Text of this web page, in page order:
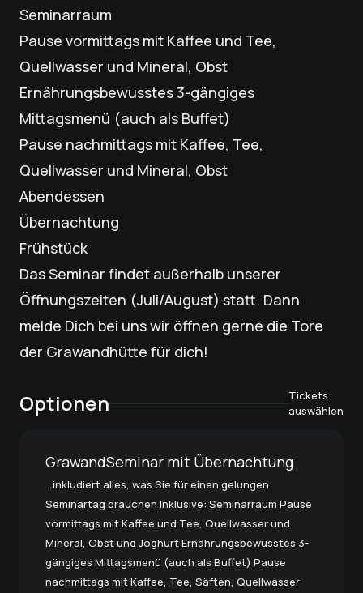
Seminarraum
Pause vormittags mit Kaffee und Tee,
Quellwasser und Mineral, Obst
Ernährungsbewusstes 3-gängiges
Mittagsmenü (auch als Buffet)
Pause nachmittags mit Kaffee, Tee,
Quellwasser und Mineral, Obst
Abendessen
Übernachtung
Frühstück
Das Seminar findet außerhalb unserer
Öffnungszeiten (Juli/August) statt. Dann
melde Dich bei uns wir öffnen gerne die Tore
der Grawandhütte für dich!
Optionen
Tickets
auswählen
GrawandSeminar mit Übernachtung
…inkludiert alles, was Sie für einen gelungen
Seminartag brauchen Inklusive: Seminarraum Pause
vormittags mit Kaffee und Tee, Quellwasser und
Mineral, Obst und Joghurt Ernährungsbewusstes 3-
gängiges Mittagsmenü (auch als Buffet) Pause
nachmittags mit Kaffee, Tee, Säften, Quellwasser